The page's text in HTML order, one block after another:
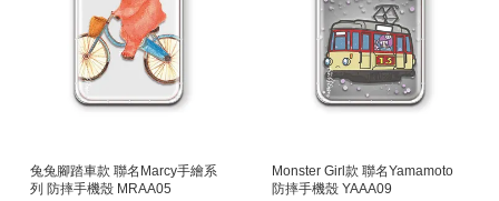
兔兔腳踏車款 聯名Marcy手繪系
列 防摔手機殼 MRAA05
Monster Girl款 聯名Yamamoto
防摔手機殼 YAAA09